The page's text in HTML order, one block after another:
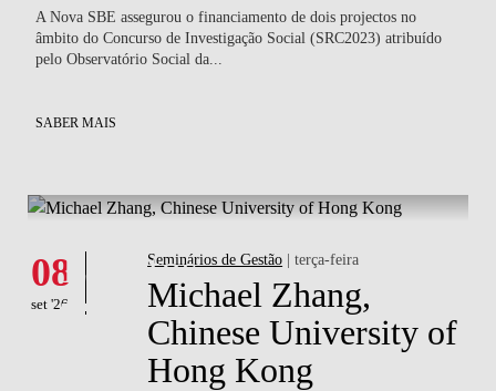
A Nova SBE assegurou o financiamento de dois projectos no
âmbito do Concurso de Investigação Social (SRC2023) atribuído
pelo Observatório Social da...
SABER MAIS
Eventos
08
set '26
Seminários de Gestão | terça-feira
Michael Zhang,
Chinese University of
Hong Kong